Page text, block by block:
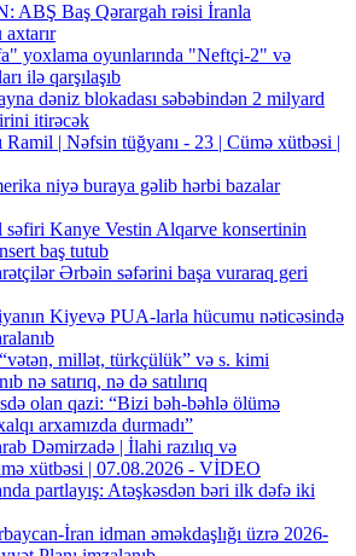
ABŞ Baş Qərargah rəisi İranla
axtarır
yoxlama oyunlarında "Neftçi-2" və
ilə qarşılaşıb
dəniz blokadası səbəbindən 2 milyard
itirəcək
Ramil | Nəfsin tüğyanı - 23 | Cümə xütbəsi |
niyə buraya gəlib hərbi bazalar
səfiri Kanye Vestin Alqarve konsertinin
baş tutub
Ərbəin səfərini başa vuraraq geri
Kiyevə PUA-larla hücumu nəticəsində
millət, türkçülük” və s. kimi
nə satırıq, nə də satılırıq
olan qazi: “Bizi bəh-bəhlə ölümə
arxamızda durmadı”
Dəmirzadə | İlahi razılıq və
xütbəsi | 07.08.2026 - VİDEO
partlayış: Atəşkəsdən bəri ilk dəfə iki
İran idman əməkdaşlığı üzrə 2026-